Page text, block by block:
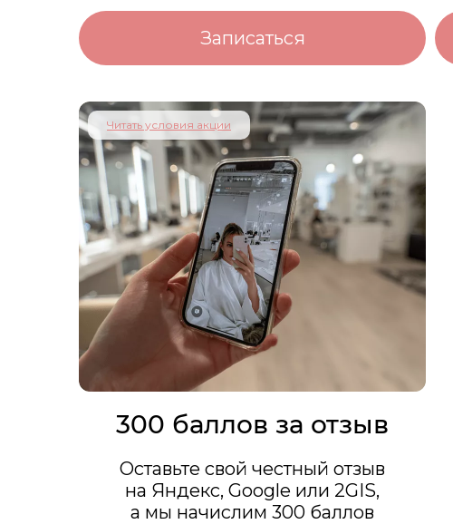
Записаться
Читать условия акции
300 баллов за отзыв
Оставьте свой честный отзыв
на Яндекс, Google или 2GIS,
а мы начислим 300 баллов